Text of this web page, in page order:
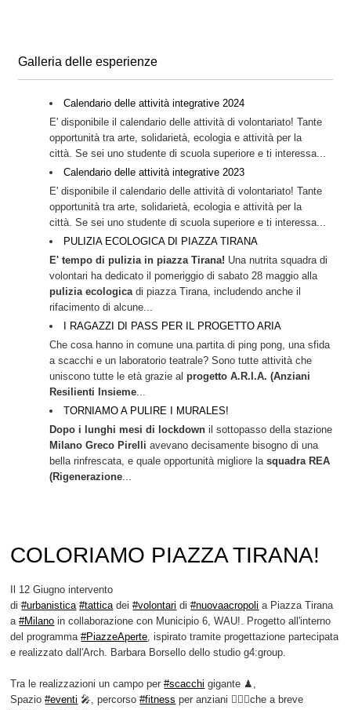
Galleria delle esperienze
Calendario delle attività integrative 2024
E' disponibile il calendario delle attività di volontariato! Tante
opportunità tra arte, solidarietà, ecologia e attività per la
città. Se sei uno studente di scuola superiore e ti interessa...
Calendario delle attività integrative 2023
E' disponibile il calendario delle attività di volontariato! Tante
opportunità tra arte, solidarietà, ecologia e attività per la
città. Se sei uno studente di scuola superiore e ti interessa...
PULIZIA ECOLOGICA DI PIAZZA TIRANA
E' tempo di pulizia in piazza Tirana! Una nutrita squadra di
volontari ha dedicato il pomeriggio di sabato 28 maggio alla
pulizia ecologica di piazza Tirana, includendo anche il
rifacimento di alcune...
I RAGAZZI DI PASS PER IL PROGETTO ARIA
Che cosa hanno in comune una partita di ping pong, una sfida
a scacchi e un laboratorio teatrale? Sono tutte attività che
uniscono tutte le età grazie alprogetto A.R.I.A. (Anziani
Resilienti Insieme
TORNIAMO A PULIRE I MURALES!
Dopo i lunghi mesi di lockdown il sottopasso della stazione
Milano Greco Pirelli avevano decisamente bisogno di una
bella rinfrescata, e quale opportunità migliore lasquadra REA
(Rigenerazione
COLORIAMO PIAZZA TIRANA!
Il 12 Giugno intervento
di#urbanistica #tattica dei#volontari di#nuovaacropoli a Piazza Tirana
a#Milano in collaborazione con Municipio 6, WAU!. Progetto all'interno
del programma#PiazzeAperte , ispirato tramite progettazione partecipata
e realizzato dall'Arch. Barbara Borsello dello studio g4:group.
Tra le realizzazioni un campo per#scacchi gigante ♟,
Spazio#eventi 🎤, percorso#fitness per anziani 🏃🏼‍♂️che a breve